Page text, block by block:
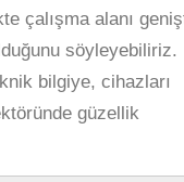
çalışma alanı
söyleyebiliriz.
bilgiye, cihazları
güzellik